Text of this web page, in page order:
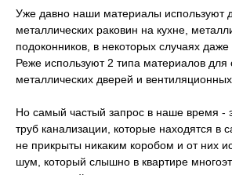
Уже давно наши материалы используют
металлических раковин на кухне,
подоконников, в некоторых случаях даже
Реже используют 2 типа материалов для
металлических дверей и
Но самый частый запрос в наше время -
труб канализации, которые находятся в
не прикрыты никаким коробом и от них
шум, который слышно в квартире